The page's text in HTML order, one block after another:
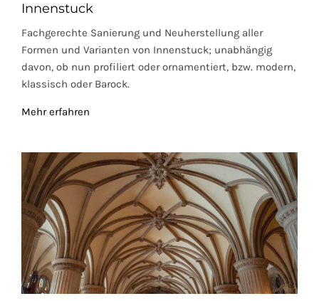
Innenstuck
Fachgerechte Sanierung und Neuherstellung aller
Formen und Varianten von Innenstuck; unabhängig
davon, ob nun profiliert oder ornamentiert, bzw. modern,
klassisch oder Barock.
Mehr erfahren